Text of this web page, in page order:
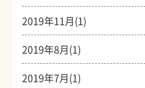
2019年11月(1)
2019年8月(1)
2019年7月(1)